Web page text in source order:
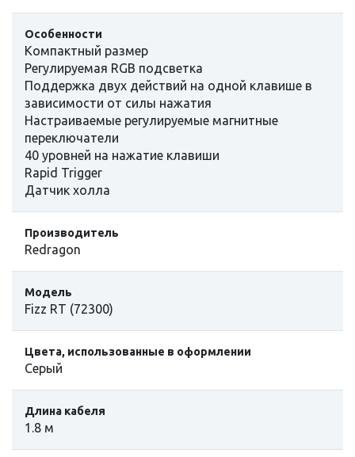
Особенности
Компактный размер
Регулируемая RGB подсветка
Поддержка двух действий на одной клавише в
зависимости от силы нажатия
Настраиваемые регулируемые магнитные
переключатели
40 уровней на нажатие клавиши
Rapid Trigger
Датчик холла
Производитель
Redragon
Модель
Fizz RT (72300)
Цвета, использованные в оформлении
Серый
Длина кабеля
1.8 м